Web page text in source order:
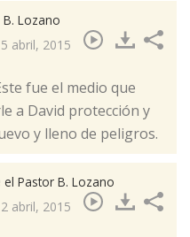
B. Lozano
5 abril, 2015
fue el medio que
a David protección y
y lleno de peligros.
el Pastor B. Lozano
abril, 2015